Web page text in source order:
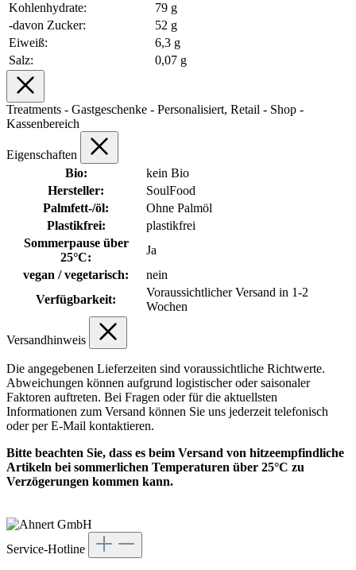
Kohlenhydrate:
79 g
-davon Zucker:
52 g
Eiweiß:
6,3 g
Salz:
0,07 g
Treatments - Gastgeschenke - Personalisiert, Retail - Shop -
Kassenbereich
Eigenschaften
Bio:
kein Bio
Hersteller:
SoulFood
Palmfett-/öl:
Ohne Palmöl
Plastikfrei:
plastikfrei
Sommerpause über
25°C:
Ja
vegan / vegetarisch:
nein
Verfügbarkeit:
Voraussichtlicher Versand in 1-2
Wochen
Versandhinweis
Die angegebenen Lieferzeiten sind voraussichtliche Richtwerte.
Abweichungen können aufgrund logistischer oder saisonaler
Faktoren auftreten. Bei Fragen oder für die aktuellsten
Informationen zum Versand können Sie uns jederzeit telefonisch
oder per E-Mail kontaktieren.
Bitte beachten Sie, dass es beim Versand von hitzeempfindliche
Artikeln bei sommerlichen Temperaturen über 25°C zu
Verzögerungen kommen kann.
Service-Hotline